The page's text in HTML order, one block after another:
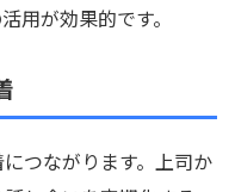
用が効果的です。
つながります。上司か